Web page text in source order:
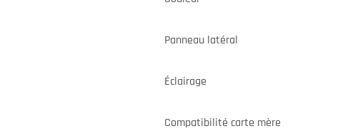
Panneau latéral
Éclairage
Compatibilité carte mère